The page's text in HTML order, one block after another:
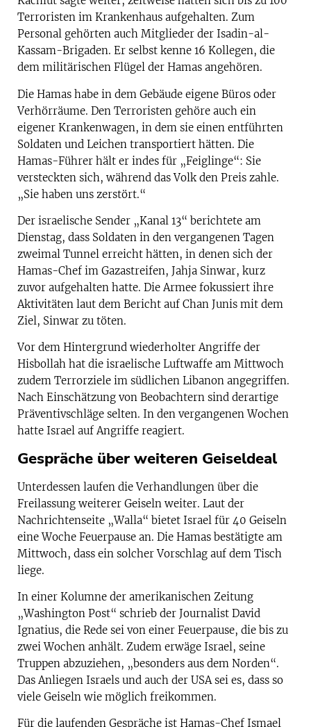
Terroristen im Krankenhaus aufgehalten. Zum
Personal gehörten auch Mitglieder der Isadin-al-
Kassam-Brigaden. Er selbst kenne 16 Kollegen, die
dem militärischen Flügel der Hamas angehören.
Die Hamas habe in dem Gebäude eigene Büros oder
Verhörräume. Den Terroristen gehöre auch ein
eigener Krankenwagen, in dem sie einen entführten
Soldaten und Leichen transportiert hätten. Die
Hamas-Führer hält er indes für „Feiglinge“: Sie
versteckten sich, während das Volk den Preis zahle.
„Sie haben uns zerstört.“
Der israelische Sender „Kanal 13“ berichtete am
Dienstag, dass Soldaten in den vergangenen Tagen
zweimal Tunnel erreicht hätten, in denen sich der
Hamas-Chef im Gazastreifen, Jahja Sinwar, kurz
zuvor aufgehalten hatte. Die Armee fokussiert ihre
Aktivitäten laut dem Bericht auf Chan Junis mit dem
Ziel, Sinwar zu töten.
Vor dem Hintergrund wiederholter Angriffe der
Hisbollah hat die israelische Luftwaffe am Mittwoch
zudem Terrorziele im südlichen Libanon angegriffen.
Nach Einschätzung von Beobachtern sind derartige
Präventivschläge selten. In den vergangenen Wochen
hatte Israel auf Angriffe reagiert.
Gespräche über weiteren Geiseldeal
Unterdessen laufen die Verhandlungen über die
Freilassung weiterer Geiseln weiter. Laut der
Nachrichtenseite „Walla“ bietet Israel für 40 Geiseln
eine Woche Feuerpause an. Die Hamas bestätigte am
Mittwoch, dass ein solcher Vorschlag auf dem Tisch
liege.
In einer Kolumne der amerikanischen Zeitung
„Washington Post“ schrieb der Journalist David
Ignatius, die Rede sei von einer Feuerpause, die bis zu
zwei Wochen anhält. Zudem erwäge Israel, seine
Truppen abzuziehen, „besonders aus dem Norden“.
Das Anliegen Israels und auch der USA sei es, dass so
viele Geiseln wie möglich freikommen.
Für die laufenden Gespräche ist Hamas-Chef Ismael